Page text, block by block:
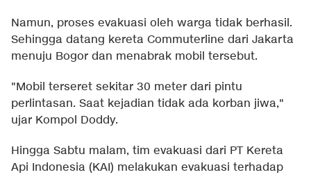
Namun, proses evakuasi oleh warga tidak berhasil.
Sehingga datang kereta Commuterline dari Jakarta
menuju Bogor dan menabrak mobil tersebut.
"Mobil terseret sekitar 30 meter dari pintu
perlintasan. Saat kejadian tidak ada korban jiwa,"
ujar Kompol Doddy.
Hingga Sabtu malam, tim evakuasi dari PT Kereta
Api Indonesia (KAI) melakukan evakuasi terhadap